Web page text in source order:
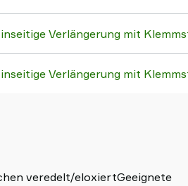
Verlängerung mit
Verlängerung mit
veredelt/eloxiertGeeignete